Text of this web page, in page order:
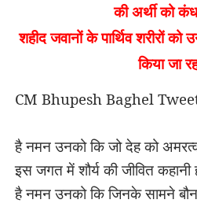
की अर्थी को
शहीद जवानों के पार्थिव शरीरों
किया जा
CM Bhupesh Baghel
है नमन उनको कि जो देह को
इस जगत में शौर्य की जीवित कहानी
है नमन उनको कि जिनके सामने